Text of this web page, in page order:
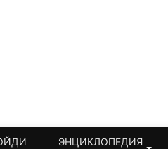
ЭНЦИКЛОПЕДИЯ